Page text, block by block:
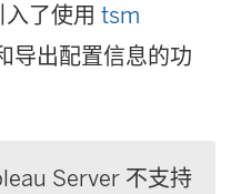
了使用 tsm
导出配置信息的功
Server 不支持